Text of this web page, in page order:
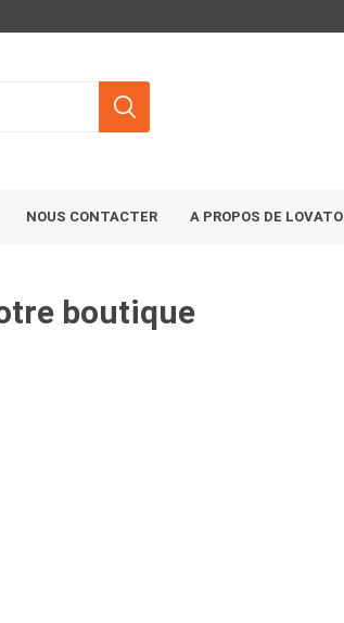
NOUS CONTACTER A PROPOS DE LOVATO
boutique